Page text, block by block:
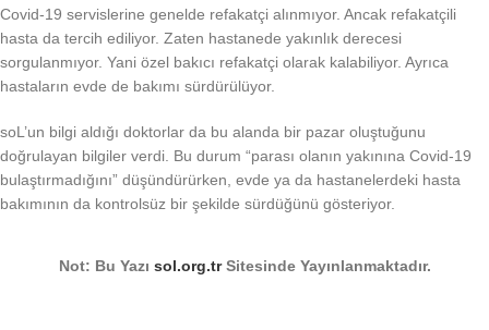
Covid-19 servislerine genelde refakatçi alınmıyor. Ancak refakatçili
hasta da tercih ediliyor. Zaten hastanede yakınlık derecesi
sorgulanmıyor. Yani özel bakıcı refakatçi olarak kalabiliyor. Ayrıca
hastaların evde de bakımı sürdürülüyor.
soL’un bilgi aldığı doktorlar da bu alanda bir pazar oluştuğunu
doğrulayan bilgiler verdi. Bu durum “parası olanın yakınına Covid-19
bulaştırmadığını” düşündürürken, evde ya da hastanelerdeki hasta
bakımının da kontrolsüz bir şekilde sürdüğünü gösteriyor.
Not: Bu Yazı sol.org.trSitesinde Yayınlanmaktadır.